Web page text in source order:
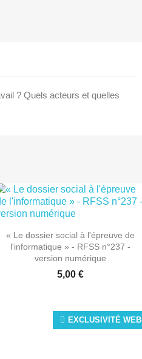
? Quels acteurs et quelles
 Aperçu rapide
« Le dossier social à l'épreuve de
l'informatique » - RFSS n°237 -
version numérique
5,00 €
EXCLUSIVITÉ WEB